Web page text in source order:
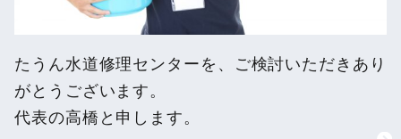
たうん水道修理センターを、ご検討いただきあり
がとうございます。
代表の高橋と申します。